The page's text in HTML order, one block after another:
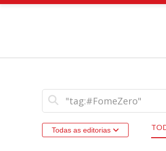
Todas as editorias